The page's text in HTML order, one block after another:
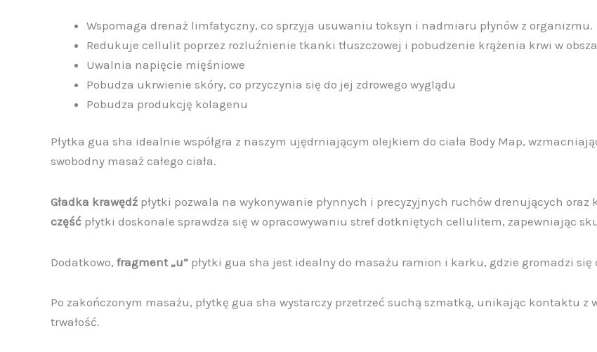
Wspomaga drenaż limfatyczny, co sprzyja usuwaniu toksyn i nadmiaru płynów z organizmu.
Redukuje cellulit poprzez rozluźnienie tkanki tłuszczowej i pobudzenie krążenia krwi w
Uwalnia napięcie mięśniowe
Pobudza ukrwienie skóry, co przyczynia się do jej zdrowego wyglądu
Pobudza produkcję kolagenu
Płytka gua sha idealnie współgra z naszym ujędrniającym olejkiem do ciała Body Map,
swobodny masaż całego ciała.
Gładka krawędź płytki pozwala na wykonywanie płynnych i precyzyjnych ruchów drenujących
część płytki doskonale sprawdza się w opracowywaniu stref dotkniętych cellulitem, zapewniając
Dodatkowo, fragment „u” płytki gua sha jest idealny do masażu ramion i karku, gdzie gromadzi
Po zakończonym masażu, płytkę gua sha wystarczy przetrzeć suchą szmatką, unikając kontaktu z
trwałość.